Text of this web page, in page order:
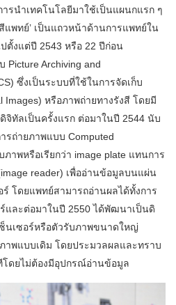
รนำเทคโนโลยีมาใช้เป็นแผนกแรก ๆ
แพทย์’ เป็นแถวหน้าด้านการแพทย์ใน
ตั้งแต่ปี 2543 หรือ 22 ปีก่อน
Picture Archiving and
ซึ่งเป็นระบบที่ใช้ในการจัดเก็บ
Images) หรือภาพถ่ายทางรังสี โดยมี
ทัลเป็นครั้งแรก ต่อมาในปี 2544 นับ
รถ่ายภาพแบบ Computed
าพหรือเรียกว่า image plate แทนการ
reader) เพื่ออ่านข้อมูลบนแผ่น
โดยแพทย์สามารถอ่านผลได้ทั้งการ
และต่อมาในปี 2550 ได้พัฒนาเป็นดิ
นเซอร์หรือตัวรับภาพขนาดใหญ่
าพแบบเดิม โดยประมวลผลและทราบ
โดยไม่ต้องมีอุปกรณ์อ่านข้อมูล